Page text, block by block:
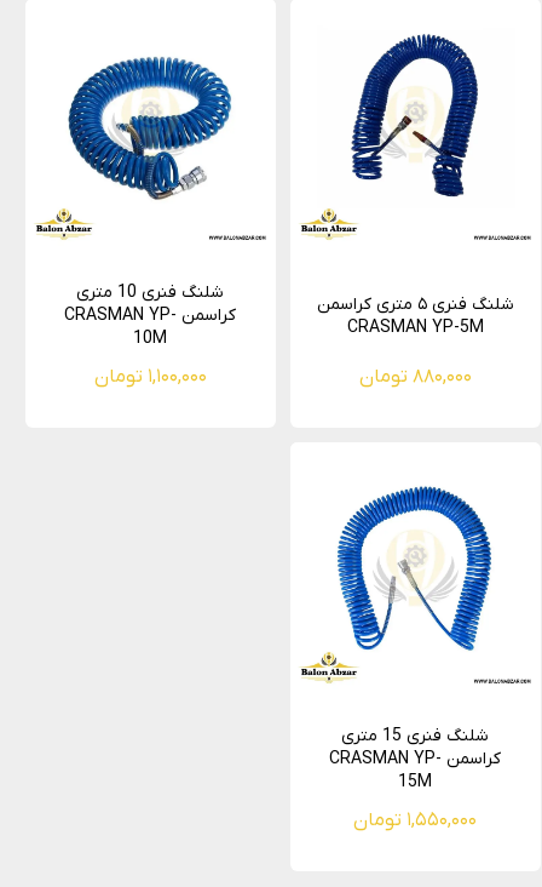
شلنگ فنری ۵ متری کراسمن
CRASMAN YP-5M
۸۸۰,۰۰۰ تومان
شلنگ فنری 10 متری
کراسمن CRASMAN YP-
10M
۱,۱۰۰,۰۰۰ تومان
شلنگ فنری 15 متری
کراسمن CRASMAN YP-
15M
۱,۵۵۰,۰۰۰ تومان